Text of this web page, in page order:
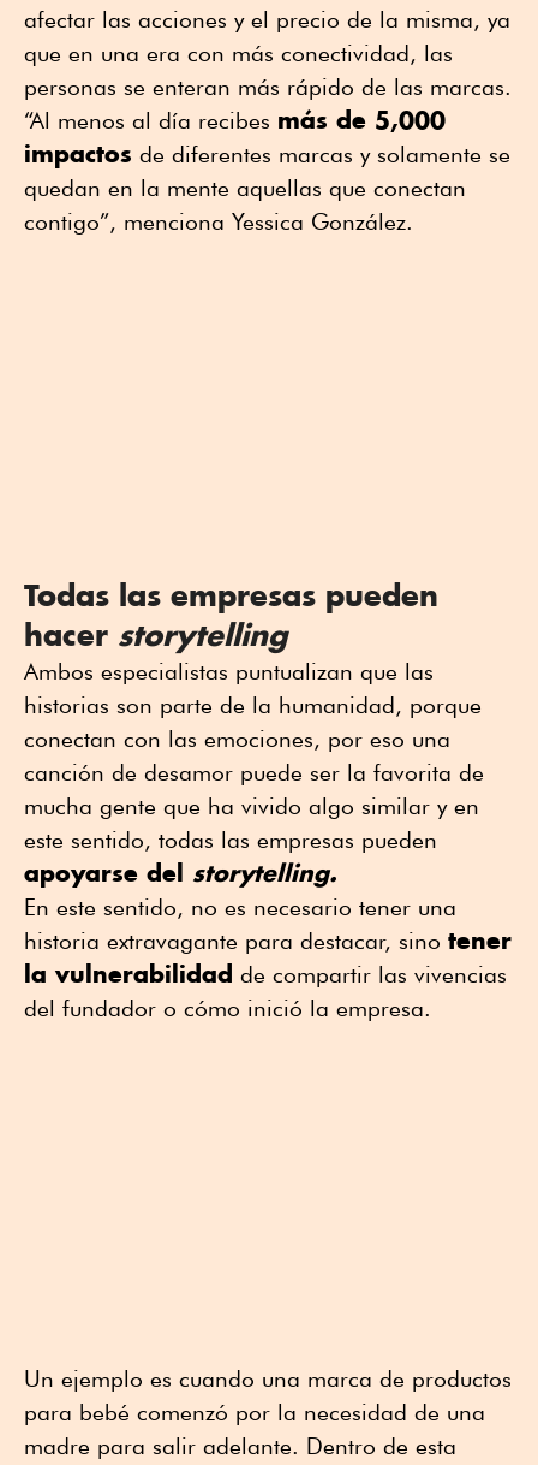
afectar las acciones y el precio de la misma, ya
que en una era con más conectividad, las
personas se enteran más rápido de las marcas.
“Al menos al día recibes más de 5,000
impactos de diferentes marcas y solamente se
quedan en la mente aquellas que conectan
contigo”, menciona Yessica González.
Todas las empresas pueden
hacer storytelling
Ambos especialistas puntualizan que las
historias son parte de la humanidad, porque
conectan con las emociones, por eso una
canción de desamor puede ser la favorita de
mucha gente que ha vivido algo similar y en
este sentido, todas las empresas pueden
apoyarse del storytelling.
En este sentido, no es necesario tener una
historia extravagante para destacar, sino tener
la vulnerabilidad de compartir las vivencias
del fundador o cómo inició la empresa.
Un ejemplo es cuando una marca de productos
para bebé comenzó por la necesidad de una
madre para salir adelante. Dentro de esta